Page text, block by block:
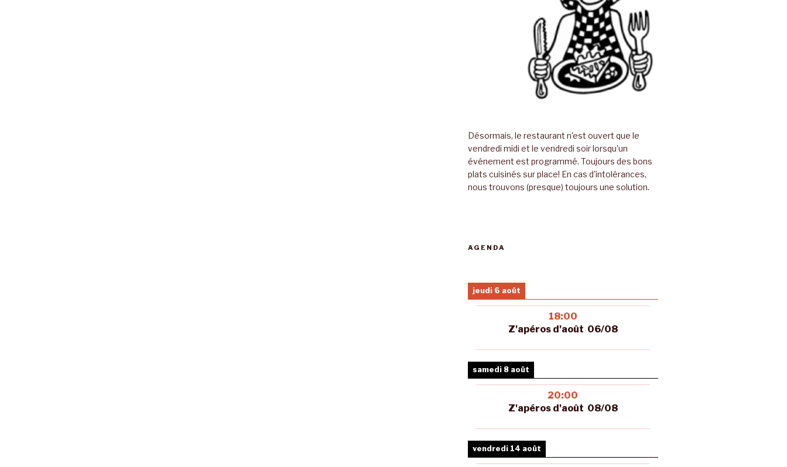
Désormais, le restaurant n'est ouvert que le
vendredi midi et le vendredi soir lorsqu'un
événement est programmé. Toujours des bons
plats cuisinés sur place! En cas d'intolérances,
nous trouvons (presque) toujours une solution.
AGENDA
jeudi 6 août
18:00
Z'apéros d'août 06/08
samedi 8 août
20:00
Z'apéros d'août 08/08
vendredi 14 août